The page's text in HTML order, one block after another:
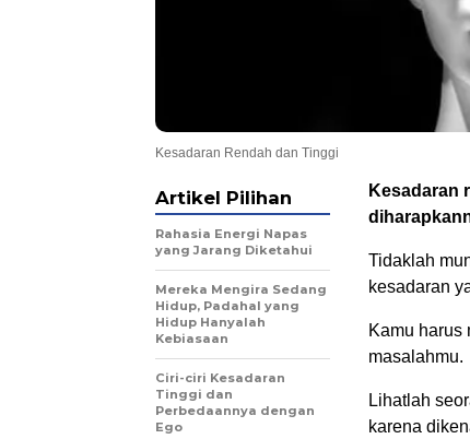
Kesadaran Rendah dan Tinggi
Kesadaran
Tidaklah
kesadaran
Kamu harus
masalahmu.
Lihatlah
karena
Artikel Pilihan
Rahasia Energi Napas
yang Jarang Diketahui
Mereka Mengira Sedang
Hidup, Padahal yang
Hidup Hanyalah
Kebiasaan
Ciri-ciri Kesadaran
Tinggi dan
Perbedaannya dengan
Ego